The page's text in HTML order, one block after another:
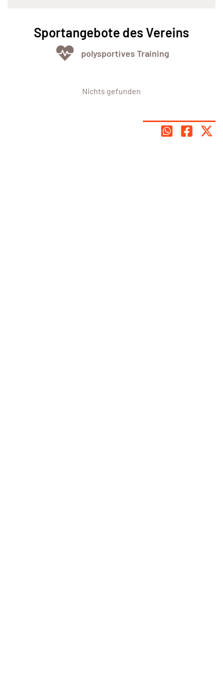
Sportangebote des Vereins
polysportives Training
Nichts gefunden